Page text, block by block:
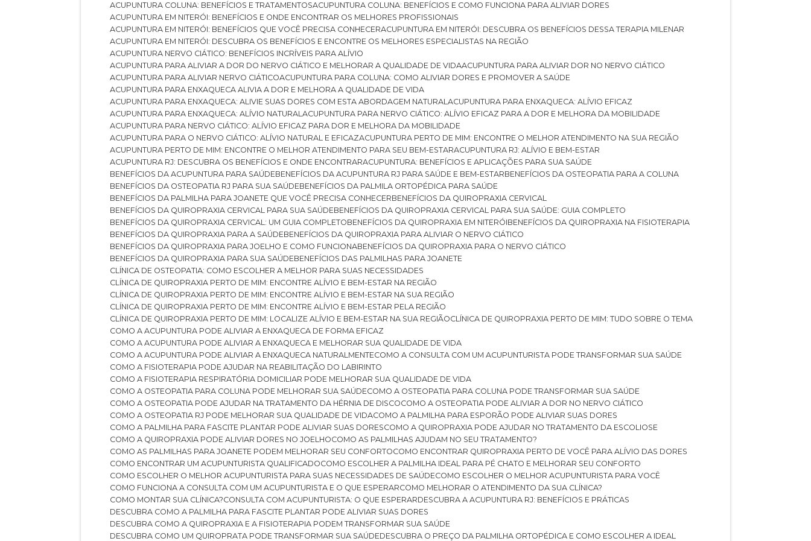
ACUPUNTURA COLUNA: BENEFÍCIOS E TRATAMENTOS
ACUPUNTURA COLUNA: BENEFÍCIOS E COMO FUNCIONA PARA ALIVIAR DORES
ACUPUNTURA EM NITERÓI: BENEFÍCIOS E ONDE ENCONTRAR OS MELHORES PROFISSIONAIS
ACUPUNTURA EM NITERÓI: BENEFÍCIOS QUE VOCÊ PRECISA CONHECER
ACUPUNTURA EM NITERÓI: DESCUBRA OS BENEFÍCIOS DESSA TERAPIA MILENAR
ACUPUNTURA EM NITERÓI: DESCUBRA OS BENEFÍCIOS E ENCONTRE OS MELHORES ESPECIALISTAS NA REGIÃO
ACUPUNTURA NERVO CIÁTICO: BENEFÍCIOS INCRÍVEIS PARA ALÍVIO
ACUPUNTURA PARA ALIVIAR A DOR DO NERVO CIÁTICO E MELHORAR A QUALIDADE DE VIDA
ACUPUNTURA PARA ALIVIAR DOR NO NERVO CIÁTICO
ACUPUNTURA PARA ALIVIAR NERVO CIÁTICO
ACUPUNTURA PARA COLUNA: COMO ALIVIAR DORES E PROMOVER A SAÚDE
ACUPUNTURA PARA ENXAQUECA ALIVIA A DOR E MELHORA A QUALIDADE DE VIDA
ACUPUNTURA PARA ENXAQUECA: ALIVIE SUAS DORES COM ESTA ABORDAGEM NATURAL
ACUPUNTURA PARA ENXAQUECA: ALÍVIO EFICAZ
ACUPUNTURA PARA ENXAQUECA: ALÍVIO NATURAL
ACUPUNTURA PARA NERVO CIÁTICO: ALÍVIO EFICAZ PARA A DOR E MELHORA DA MOBILIDADE
ACUPUNTURA PARA NERVO CIÁTICO: ALÍVIO EFICAZ PARA DOR E MELHORA DA MOBILIDADE
ACUPUNTURA PARA O NERVO CIÁTICO: ALÍVIO NATURAL E EFICAZ
ACUPUNTURA PERTO DE MIM: ENCONTRE O MELHOR ATENDIMENTO NA SUA REGIÃO
ACUPUNTURA PERTO DE MIM: ENCONTRE O MELHOR ATENDIMENTO PARA SEU BEM-ESTAR
ACUPUNTURA RJ: ALÍVIO E BEM-ESTAR
ACUPUNTURA RJ: DESCUBRA OS BENEFÍCIOS E ONDE ENCONTRAR
ACUPUNTURA: BENEFÍCIOS E APLICAÇÕES PARA SUA SAÚDE
BENEFÍCIOS DA ACUPUNTURA PARA SAÚDE
BENEFÍCIOS DA ACUPUNTURA RJ PARA SAÚDE E BEM-ESTAR
BENEFÍCIOS DA OSTEOPATIA PARA A COLUNA
BENEFÍCIOS DA OSTEOPATIA RJ PARA SUA SAÚDE
BENEFÍCIOS DA PALMILA ORTOPÉDICA PARA SAÚDE
BENEFÍCIOS DA PALMILHA PARA JOANETE QUE VOCÊ PRECISA CONHECER
BENEFÍCIOS DA QUIROPRAXIA CERVICAL
BENEFÍCIOS DA QUIROPRAXIA CERVICAL PARA SUA SAÚDE
BENEFÍCIOS DA QUIROPRAXIA CERVICAL PARA SUA SAÚDE: GUIA COMPLETO
BENEFÍCIOS DA QUIROPRAXIA CERVICAL: UM GUIA COMPLETO
BENEFÍCIOS DA QUIROPRAXIA EM NITERÓI
BENEFÍCIOS DA QUIROPRAXIA NA FISIOTERAPIA
BENEFÍCIOS DA QUIROPRAXIA PARA A SAÚDE
BENEFÍCIOS DA QUIROPRAXIA PARA ALIVIAR O NERVO CIÁTICO
BENEFÍCIOS DA QUIROPRAXIA PARA JOELHO E COMO FUNCIONA
BENEFÍCIOS DA QUIROPRAXIA PARA O NERVO CIÁTICO
BENEFÍCIOS DA QUIROPRAXIA PARA SUA SAÚDE
BENEFÍCIOS DAS PALMILHAS PARA JOANETE
CLÍNICA DE OSTEOPATIA: COMO ESCOLHER A MELHOR PARA SUAS NECESSIDADES
CLÍNICA DE QUIROPRAXIA PERTO DE MIM: ENCONTRE ALÍVIO E BEM-ESTAR NA REGIÃO
CLÍNICA DE QUIROPRAXIA PERTO DE MIM: ENCONTRE ALÍVIO E BEM-ESTAR NA SUA REGIÃO
CLÍNICA DE QUIROPRAXIA PERTO DE MIM: ENCONTRE ALÍVIO E BEM-ESTAR PELA REGIÃO
CLÍNICA DE QUIROPRAXIA PERTO DE MIM: LOCALIZE ALÍVIO E BEM-ESTAR NA SUA REGIÃO
CLÍNICA DE QUIROPRAXIA PERTO DE MIM: TUDO SOBRE O TEMA
COMO A ACUPUNTURA PODE ALIVIAR A ENXAQUECA DE FORMA EFICAZ
COMO A ACUPUNTURA PODE ALIVIAR A ENXAQUECA E MELHORAR SUA QUALIDADE DE VIDA
COMO A ACUPUNTURA PODE ALIVIAR A ENXAQUECA NATURALMENTE
COMO A CONSULTA COM UM ACUPUNTURISTA PODE TRANSFORMAR SUA SAÚDE
COMO A FISIOTERAPIA PODE AJUDAR NA REABILITAÇÃO DO LABIRINTO
COMO A FISIOTERAPIA RESPIRATÓRIA DOMICILIAR PODE MELHORAR SUA QUALIDADE DE VIDA
COMO A OSTEOPATIA PARA COLUNA PODE MELHORAR SUA SAÚDE
COMO A OSTEOPATIA PARA COLUNA PODE TRANSFORMAR SUA SAÚDE
COMO A OSTEOPATIA PODE AJUDAR NA TRATAMENTO DA HÉRNIA DE DISCO
COMO A OSTEOPATIA PODE ALIVIAR A DOR NO NERVO CIÁTICO
COMO A OSTEOPATIA RJ PODE MELHORAR SUA QUALIDADE DE VIDA
COMO A PALMILHA PARA ESPORÃO PODE ALIVIAR SUAS DORES
COMO A PALMILHA PARA FASCITE PLANTAR PODE ALIVIAR SUAS DORES
COMO A QUIROPRAXIA PODE AJUDAR NO TRATAMENTO DA ESCOLIOSE
COMO A QUIROPRAXIA PODE ALIVIAR DORES NO JOELHO
COMO AS PALMILHAS AJUDAM NO SEU TRATAMENTO?
COMO AS PALMILHAS PARA JOANETE PODEM MELHORAR SEU CONFORTO
COMO ENCONTRAR QUIROPRAXIA PERTO DE VOCÊ PARA ALÍVIO DAS DORES
COMO ENCONTRAR UM ACUPUNTURISTA QUALIFICADO
COMO ESCOLHER A PALMILHA IDEAL PARA PÉ CHATO E MELHORAR SEU CONFORTO
COMO ESCOLHER O MELHOR ACUPUNTURISTA PARA SUAS NECESSIDADES DE SAÚDE
COMO ESCOLHER O MELHOR ACUPUNTURISTA PARA VOCÊ
COMO FUNCIONA A CONSULTA COM UM ACUPUNTURISTA E O QUE ESPERAR
COMO MELHORAR O ATENDIMENTO DA SUA CLÍNICA?
COMO MONTAR SUA CLÍNICA?
CONSULTA COM ACUPUNTURISTA: O QUE ESPERAR
DESCUBRA A ACUPUNTURA RJ: BENEFÍCIOS E PRÁTICAS
DESCUBRA COMO A PALMILHA PARA FASCITE PLANTAR PODE ALIVIAR SUAS DORES
DESCUBRA COMO A QUIROPRAXIA E A FISIOTERAPIA PODEM TRANSFORMAR SUA SAÚDE
DESCUBRA COMO UM QUIROPRATA PODE TRANSFORMAR SUA SAÚDE
DESCUBRA O PREÇO DA PALMILHA ORTOPÉDICA E COMO ESCOLHER A IDEAL